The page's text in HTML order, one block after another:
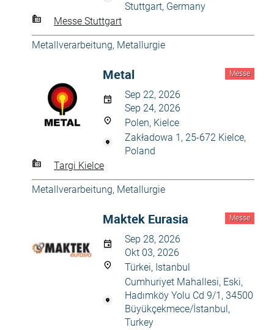
Stuttgart, Germany
Messe Stuttgart
Metallverarbeitung, Metallurgie
Messe
Metal
Sep 22, 2026
Sep 24, 2026
Polen, Kielce
Zakładowa 1, 25-672 Kielce,
Poland
Targi Kielce
Metallverarbeitung, Metallurgie
Messe
Maktek Eurasia
Sep 28, 2026
Okt 03, 2026
Türkei, Istanbul
Cumhuriyet Mahallesi, Eski,
Hadımköy Yolu Cd 9/1, 34500
Büyükçekmece/İstanbul,
Turkey